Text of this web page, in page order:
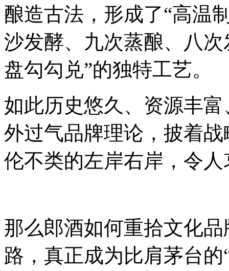
酿造古法，形成了“高温
沙发酵、九次蒸酿、八
盘勾勾兑”的独特工艺。
如此历史悠久、资源丰
外过气品牌理论，披着
伦不类的左岸右岸，令人
那么郎酒如何重拾文化
路，真正成为比肩茅台的